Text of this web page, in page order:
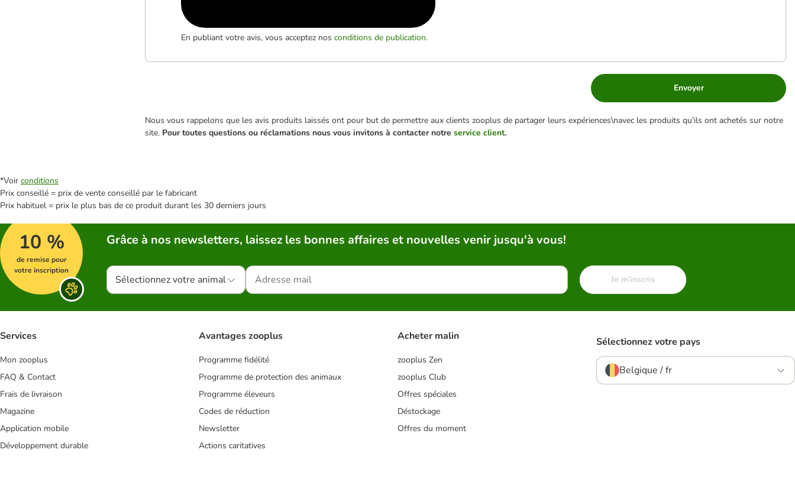
En publiant votre avis, vous acceptez nos conditions de publication.
Envoyer
Nous vous rappelons que les avis produits laissés ont pour but de permettre aux clients zooplus de partager leurs expériences\navec les produits qu'ils ont achetés sur notre
site. Pour toutes questions ou réclamations nous vous invitons à contacter notre service client.
*Voir conditions
Prix conseillé = prix de vente conseillé par le fabricant
Prix habituel = prix le plus bas de ce produit durant les 30 derniers jours
10 %
de remise pour
votre inscription
Grâce à nos newsletters, laissez les bonnes affaires et nouvelles venir jusqu'à vous!
Sélectionnez votre animal Je m'inscris
Services
Mon zooplus
FAQ & Contact
Frais de livraison
Magazine
Application mobile
Développement durable
Avantages zooplus
Programme fidélité
Programme de protection des animaux
Programme éleveurs
Codes de réduction
Newsletter
Actions caritatives
Acheter malin
zooplus Zen
zooplus Club
Offres spéciales
Déstockage
Offres du moment
Sélectionnez votre pays
Belgique / fr